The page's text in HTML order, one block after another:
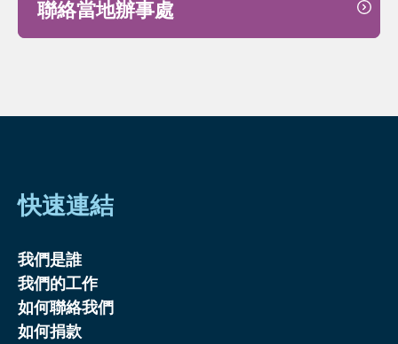
聯絡當地辦事處
快速連結
我們是誰
我們的工作
如何聯絡我們
如何捐款